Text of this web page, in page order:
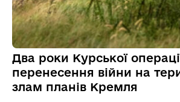
Два роки Курської
перенесення війни на
злам планів Кремля